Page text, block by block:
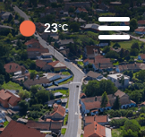
23°C